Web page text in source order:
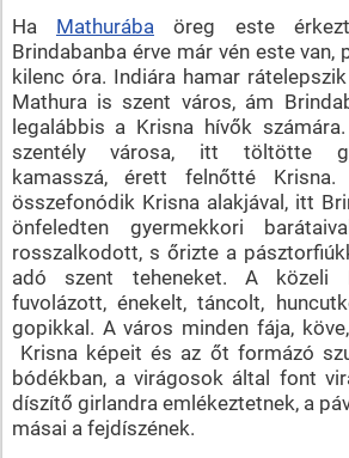
Ha Mathurába öreg este
Brindabanba érve már vén este van,
kilenc óra. Indiára hamar
Mathura is szent város, ám
legalábbis a Krisna hívők
szentély városa, itt töltötte
kamasszá, érett felnőtté
összefonódik Krisna alakjával, itt
önfeledten gyermekkori
rosszalkodott, s őrizte a
adó szent teheneket. A közeli
fuvolázott, énekelt, táncolt,
gopikkal. A város minden fája,
Krisna képeit és az őt formázó
bódékban, a virágosok által font
díszítő girlandra emlékeztetnek, a
másai a fejdíszének.